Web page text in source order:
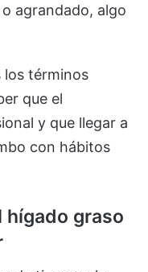
agrandado, algo
términos
que el
y que llegar a
con hábitos
hígado graso